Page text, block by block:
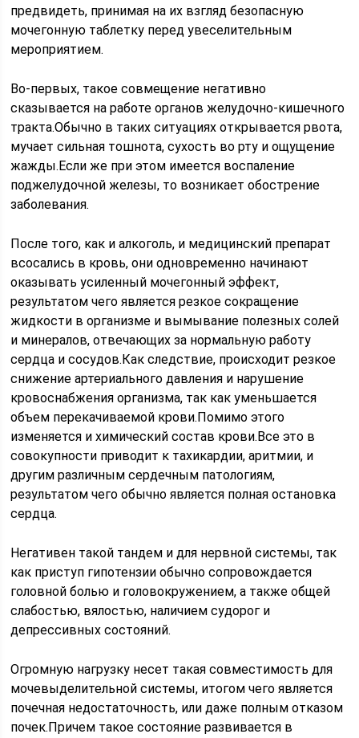
предвидеть, принимая на их взгляд безопасную
мочегонную таблетку перед увеселительным
мероприятием.
Во-первых, такое совмещение негативно
сказывается на работе органов желудочно-кишечного
тракта.Обычно в таких ситуациях открывается рвота,
мучает сильная тошнота, сухость во рту и ощущение
жажды.Если же при этом имеется воспаление
поджелудочной железы, то возникает обострение
заболевания.
После того, как и алкоголь, и медицинский препарат
всосались в кровь, они одновременно начинают
оказывать усиленный мочегонный эффект,
результатом чего является резкое сокращение
жидкости в организме и вымывание полезных солей
и минералов, отвечающих за нормальную работу
сердца и сосудов.Как следствие, происходит резкое
снижение артериального давления и нарушение
кровоснабжения организма, так как уменьшается
объем перекачиваемой крови.Помимо этого
изменяется и химический состав крови.Все это в
совокупности приводит к тахикардии, аритмии, и
другим различным сердечным патологиям,
результатом чего обычно является полная остановка
сердца.
Негативен такой тандем и для нервной системы, так
как приступ гипотензии обычно сопровождается
головной болью и головокружением, а также общей
слабостью, вялостью, наличием судорог и
депрессивных состояний.
Огромную нагрузку несет такая совместимость для
мочевыделительной системы, итогом чего является
почечная недостаточность, или даже полным отказом
почек.Причем такое состояние развивается в